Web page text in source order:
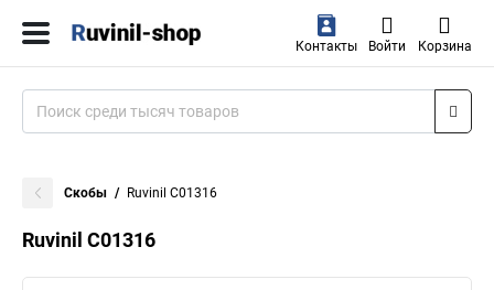
Контакты Войти Корзина
Скобы Ruvinil С01316
Ruvinil С01316